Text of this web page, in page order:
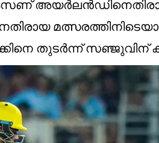
തുടര്‍ന്ന് സഞ്ജുവിന്